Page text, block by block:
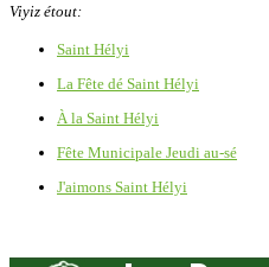
Viyiz étout:
Saint Hélyi
La Fête dé Saint Hélyi
À la Saint Hélyi
Fête Municipale Jeudi au-sé
J'aimons Saint Hélyi